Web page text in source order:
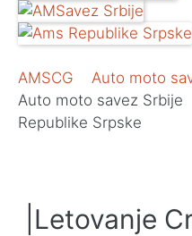
AMSCG Auto moto
Auto moto savez
Republike Srpske
|Letovanje